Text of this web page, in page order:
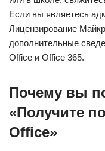
Если вы являетесь
Лицензирование
дополнительные
Office и Office 365.
Почему вы
«Получите
Office»